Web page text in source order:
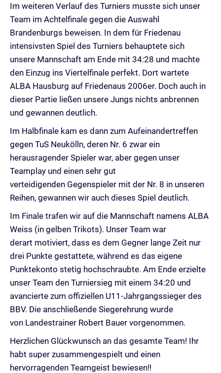
Im weiteren Verlauf des Turniers musste sich unser
Team im Achtelfinale gegen die Auswahl
Brandenburgs beweisen. In dem für Friedenau
intensivsten Spiel des Turniers behauptete sich
unsere Mannschaft am Ende mit 34:28 und machte
den Einzug ins Viertelfinale perfekt. Dort wartete
ALBA Hausburg auf Friedenaus 2006er. Doch auch in
dieser Partie ließen unsere Jungs nichts anbrennen
und gewannen deutlich.
Im Halbfinale kam es dann zum Aufeinandertreffen
gegen TuS Neukölln, deren Nr. 6 zwar ein
herausragender Spieler war, aber gegen unser
Teamplay und einen sehr gut
verteidigenden Gegenspieler mit der Nr. 8 in unseren
Reihen, gewannen wir auch dieses Spiel deutlich.
Im Finale trafen wir auf die Mannschaft namens ALBA
Weiss (in gelben Trikots). Unser Team war
derart motiviert, dass es dem Gegner lange Zeit nur
drei Punkte gestattete, während es das eigene
Punktekonto stetig hochschraubte. Am Ende erzielte
unser Team den Turniersieg mit einem 34:20 und
avancierte zum offiziellen U11-Jahrgangssieger des
BBV. Die anschließende Siegerehrung wurde
von Landestrainer Robert Bauer vorgenommen.
Herzlichen Glückwunsch an das gesamte Team! Ihr
habt super zusammengespielt und einen
hervorragenden Teamgeist bewiesen!!